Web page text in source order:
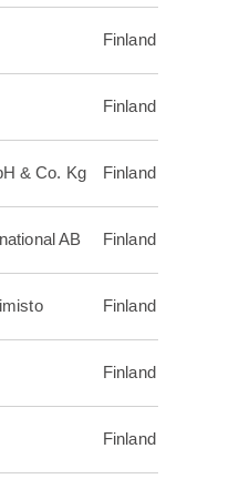
Finland
Finland
& Co. Kg Finland
AB Finland
Finland
Finland
Finland